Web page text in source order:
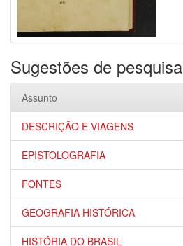
Sugestões de pesquisa
Assunto
DESCRIÇÃO E VIAGENS
EPISTOLOGRAFIA
FONTES
GEOGRAFIA HISTÓRICA
HISTÓRIA DO BRASIL